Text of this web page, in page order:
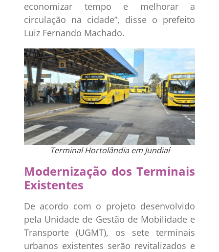
economizar tempo e melhorar a
circulação na cidade”, disse o prefeito
Luiz Fernando Machado.
Terminal Hortolândia em Jundiaí
Modernização dos Terminais
Existentes
De acordo com o projeto desenvolvido
pela Unidade de Gestão de Mobilidade e
Transporte (UGMT), os sete terminais
urbanos existentes serão revitalizados e